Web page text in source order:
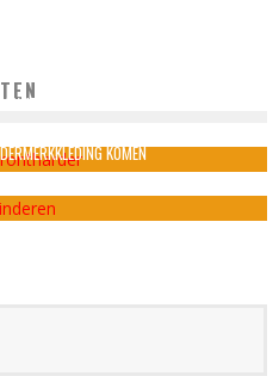
VAN DIVISOFT
KOMEN